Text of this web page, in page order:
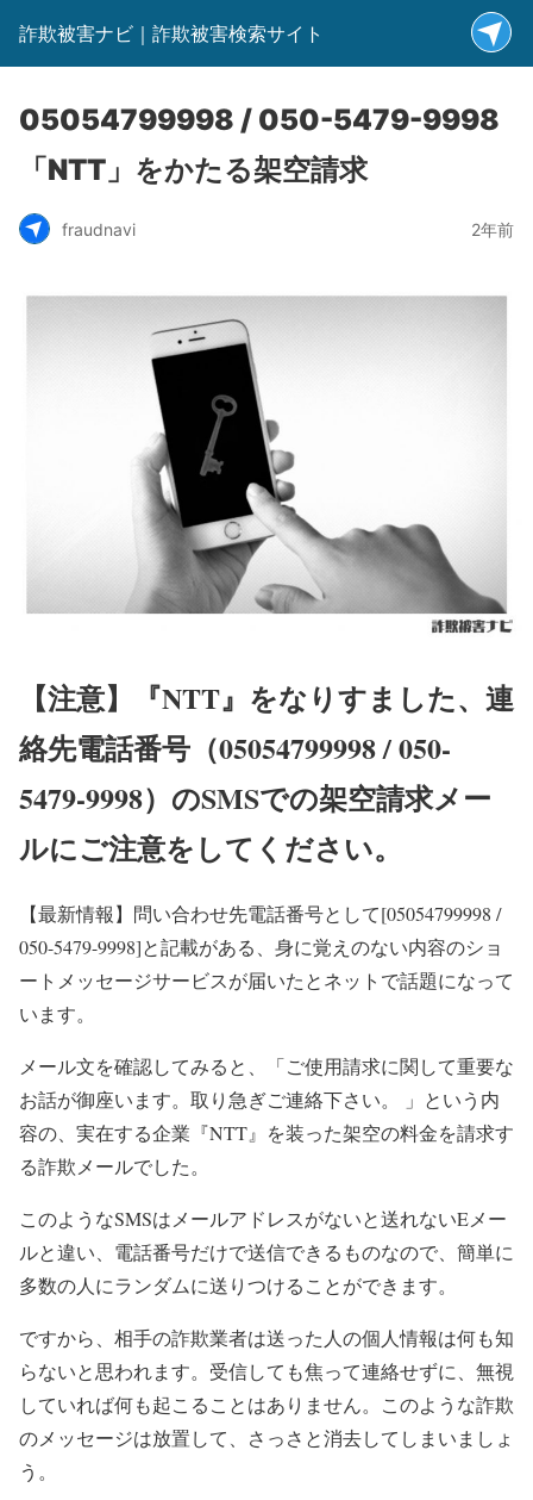
詐欺被害ナビ｜詐欺被害検索サイト
05054799998 / 050-5479-9998
「NTT」をかたる架空請求
fraudnavi 2年前
【注意】『NTT』をなりすました、連
絡先電話番号（05054799998 / 050-
5479-9998）のSMSでの架空請求メー
ルにご注意をしてください。
【最新情報】 問い合わせ先電話番号として[05054799998 /
050-5479-9998]と記載がある、身に覚えのない内容のショ
ートメッセージサービスが届いたとネットで話題になって
います。
メール文を確認してみると、「ご使用請求に関して重要な
お話が御座います。取り急ぎご連絡下さい。 」という内
容の、実在する企業『NTT』を装った架空の料金を請求す
る詐欺メールでした。
このようなSMSはメールアドレスがないと送れないEメー
ルと違い、電話番号だけで送信できるものなので、簡単に
多数の人にランダムに送りつけることができます。
ですから、相手の詐欺業者は送った人の個人情報は何も知
らないと思われます。受信しても焦って連絡せずに、無視
していれば何も起こることはありません。このような詐欺
のメッセージは放置して、さっさと消去してしまいましょ
う。